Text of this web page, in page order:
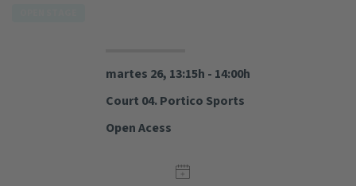
martes 26, 13:15h - 14:00h
Court 04. Portico Sports
Open Acess